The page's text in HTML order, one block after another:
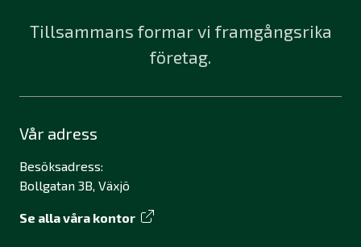
Tillsammans formar vi framgångsrika
företag.
Vår adress
Besöksadress:
Bollgatan 3B, Växjö
Se alla våra kontor